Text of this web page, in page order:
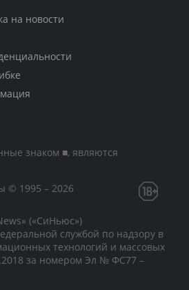
на новости
знаком ■, являются
© 1995 – 2026
(«СиНьюс»)
службой по надзору в
технологий и массовых
за номером Эл № ФС77 –